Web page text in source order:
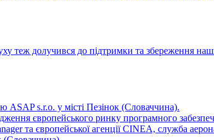
теж долучився до підтримки та збереження
ASAP s.r.o. у місті Пезінок (Словаччина).
європейського ринку програмного
та європейської агенції CINEA, служба